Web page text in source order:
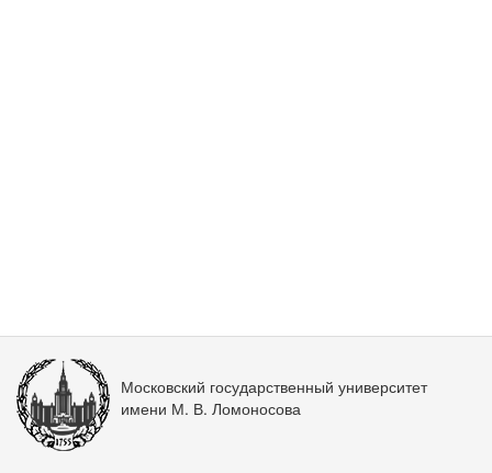
Московский государственный университет
имени М. В. Ломоносова